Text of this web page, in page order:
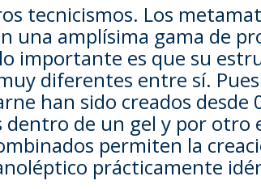
tecnicismos. Los
una amplísima gama de
importante es que su
diferentes entre sí.
han sido creados desde
de un gel y por otro
permiten la
prácticamente